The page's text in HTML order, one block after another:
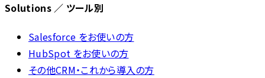
Solutions ／ ツール別
Salesforce をお使いの方
HubSpot をお使いの方
その他CRM・これから導入の方